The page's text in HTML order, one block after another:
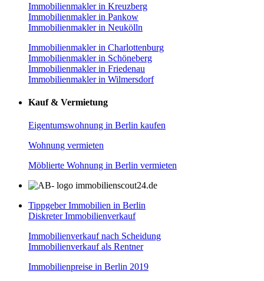
Immobilienmakler in Kreuzberg
Immobilienmakler in Pankow
Immobilienmakler in Neukölln
Immobilienmakler in Charlottenburg
Immobilienmakler in Schöneberg
Immobilienmakler in Friedenau
Immobilienmakler in Wilmersdorf
Kauf & Vermietung
Eigentumswohnung in Berlin kaufen
Wohnung vermieten
Möblierte Wohnung in Berlin vermieten
Tippgeber Immobilien in Berlin
Diskreter Immobilienverkauf
Immobilienverkauf nach Scheidung
Immobilienverkauf als Rentner
Immobilienpreise in Berlin 2019